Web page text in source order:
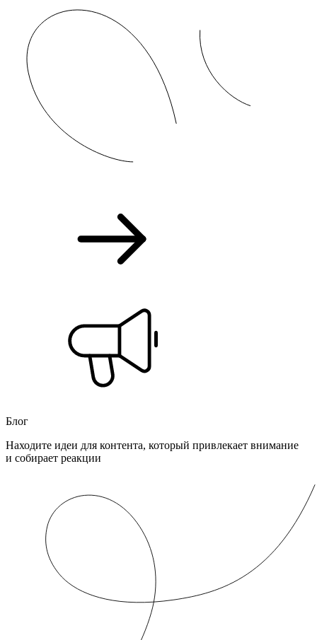
Блог
Находите идеи для контента, который привлекает внимание
и собирает реакции